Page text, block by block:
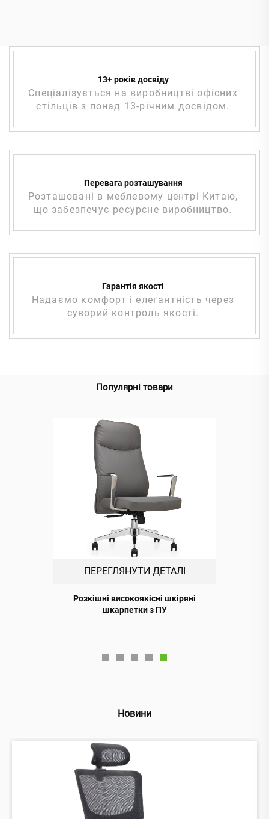
13+ років досвіду
Спеціалізується на виробництві офісних
стільців з понад 13-річним досвідом.
Перевага розташування
Розташовані в меблевому центрі Китаю,
що забезпечує ресурсне виробництво.
Гарантія якості
Надаємо комфорт і елегантність через
суворий контроль якості.
Популярні товари
ПЕРЕГЛЯНУТИ ДЕТАЛІ
Розкішні високоякісні шкіряні
шкарпетки з ПУ
Новини